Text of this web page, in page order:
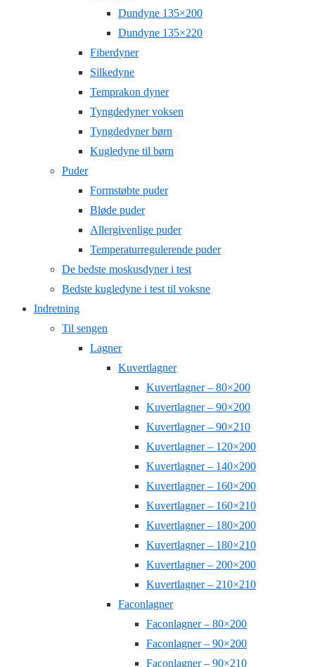
Dundyne 135×200
Dundyne 135×220
Fiberdyner
Silkedyne
Temprakon dyner
Tyngdedyner voksen
Tyngdedyner børn
Kugledyne til børn
Puder
Formstøbte puder
Bløde puder
Allergivenlige puder
Temperaturregulerende puder
De bedste moskusdyner i test
Bedste kugledyne i test til voksne
Indretning
Til sengen
Lagner
Kuvertlagner
Kuvertlagner – 80×200
Kuvertlagner – 90×200
Kuvertlagner – 90×210
Kuvertlagner – 120×200
Kuvertlagner – 140×200
Kuvertlagner – 160×200
Kuvertlagner – 160×210
Kuvertlagner – 180×200
Kuvertlagner – 180×210
Kuvertlagner – 200×200
Kuvertlagner – 210×210
Faconlagner
Faconlagner – 80×200
Faconlagner – 90×200
Faconlagner – 90×210